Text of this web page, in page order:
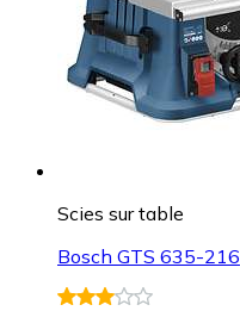
Scies sur table
Bosch GTS 635-216